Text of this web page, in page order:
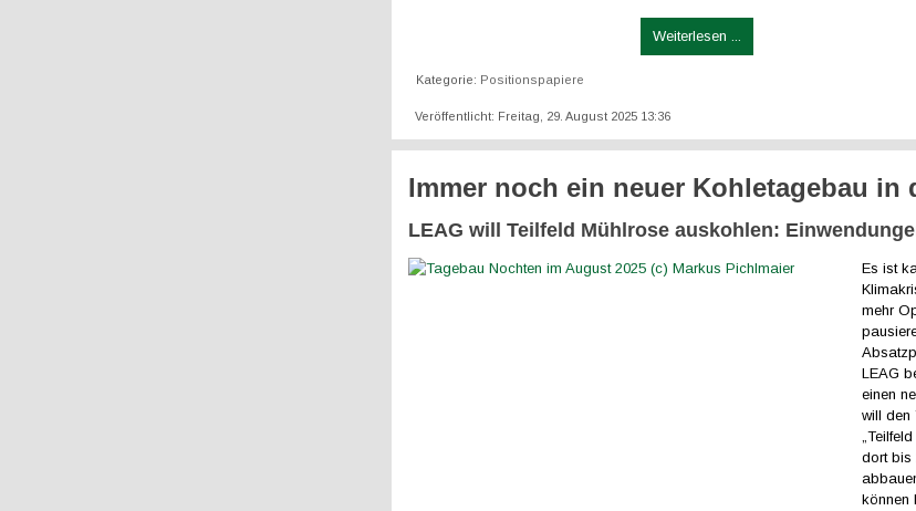
Weiterlesen ...
Kategorie: Positionspapiere
Veröffentlicht: Freitag, 29. August 2025 13:36
Immer noch ein neuer Kohletagebau in
LEAG will Teilfeld Mühlrose auskohlen:
Es ist
mehr
LEAG
einen
will den
dort bis
können